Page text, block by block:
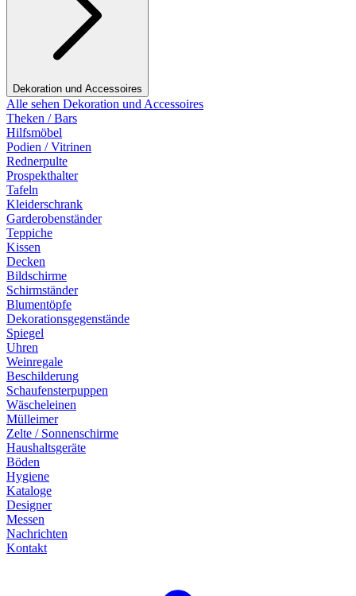
Dekoration und Accessoires
Alle sehen Dekoration und Accessoires
Theken / Bars
Hilfsmöbel
Podien / Vitrinen
Rednerpulte
Prospekthalter
Tafeln
Kleiderschrank
Garderobenständer
Teppiche
Kissen
Decken
Bildschirme
Schirmständer
Blumentöpfe
Dekorationsgegenstände
Spiegel
Uhren
Weinregale
Beschilderung
Schaufensterpuppen
Wäscheleinen
Mülleimer
Zelte / Sonnenschirme
Haushaltsgeräte
Böden
Hygiene
Kataloge
Designer
Messen
Nachrichten
Kontakt